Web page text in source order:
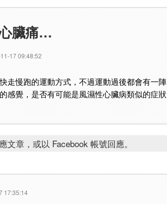
臟痛…
17 09:48:52
走慢跑的運動方式，不過運動過後都會有一陣
感覺，是否有可能是風濕性心臟病類似的症狀
文章，或以 Facebook 帳號回應。
17:35:14